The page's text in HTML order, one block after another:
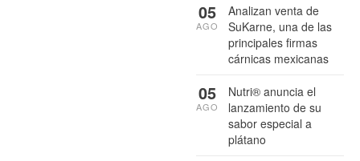
Analizan venta de
SuKarne, una de las
principales firmas
cárnicas mexicanas
05
AGO
Nutri® anuncia el
lanzamiento de su
sabor especial a
plátano
05
AGO